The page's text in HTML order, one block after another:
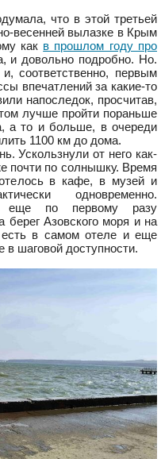
что в этой третьей
весенней вылазке в Крым
как в прошлом году про
и довольно подробно. Но.
соответственно, первым
впечатлений за какие-то
напоследок, просчитав,
лучше пройти пораньше
а то и больше, в очереди
1100 км до дома.
Ускользнули от него как-
почти по солнышку. Время
в кафе, в музей и
одновременно.
еще по первому разу
Азовского моря и на
в самом отеле и еще
в шаговой доступности.